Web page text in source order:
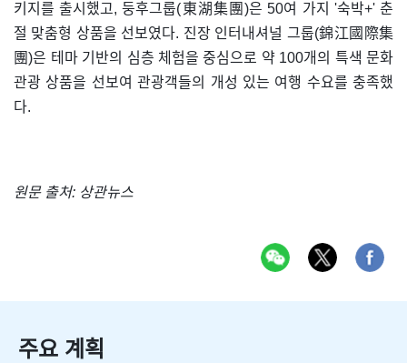
키지를 출시했고, 둥후그룹(東湖集團)은 50여 가지 '숙박+' 춘
절 맞춤형 상품을 선보였다. 진장 인터내셔널 그룹(錦江國際集
團)은 테마 기반의 심층 체험을 중심으로 약 100개의 특색 문화
관광 상품을 선보여 관광객들의 개성 있는 여행 수요를 충족했
다.
원문 출처: 상관뉴스
주요 계획